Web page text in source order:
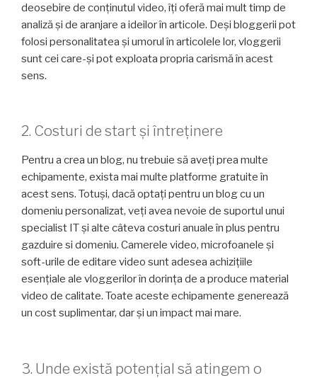
deosebire de conținutul video, îți oferă mai mult timp de
analiză și de aranjare a ideilor în articole. Deși bloggerii pot
folosi personalitatea și umorul în articolele lor, vloggerii
sunt cei care-și pot exploata propria carismă în acest
sens.
2. Costuri de start și întreținere
Pentru a crea un blog, nu trebuie să aveți prea multe
echipamente, exista mai multe platforme gratuite în
acest sens. Totuși, dacă optați pentru un blog cu un
domeniu personalizat, veți avea nevoie de suportul unui
specialist IT și alte câteva costuri anuale în plus pentru
gazduire si domeniu. Camerele video, microfoanele și
soft-urile de editare video sunt adesea achizițiile
esențiale ale vloggerilor în dorința de a produce material
video de calitate. Toate aceste echipamente generează
un cost suplimentar, dar și un impact mai mare.
3. Unde există potențial să atingem o